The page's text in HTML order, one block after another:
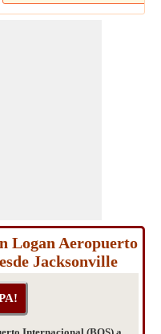
Logan Aeropuerto
Jacksonville